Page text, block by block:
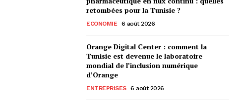
retombées pour la Tunisie ?
ECONOMIE 6 août 2026
Orange Digital Center : comment la
Tunisie est devenue le laboratoire
mondial de l’inclusion numérique
d’Orange
ENTREPRISES 6 août 2026